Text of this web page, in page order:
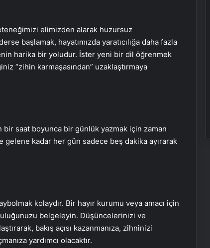
elimizden alarak huzursuz
başlamak, hayatımızda yaratıcılığa daha fazla
harika bir yoludur. İster yeni bir dil öğrenmek
“zihin karmaşasından” uzaklaştırmaya
saat boyunca bir günlük yazmak için zaman
kadar her gün sadece beş dakika ayırarak
kolaydır. Bir hayır kurumu veya amacı için
belgeleyin. Düşüncelerinizi ve
bakış açısı kazanmanıza, zihninizi
yardımcı olacaktır.